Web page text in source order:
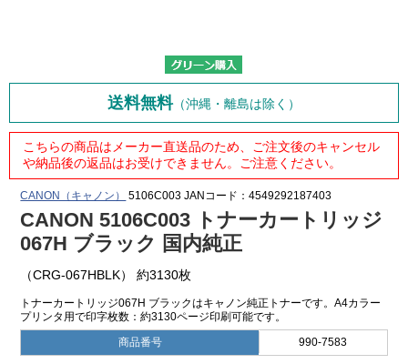
送料無料（沖縄・離島は除く）
こちらの商品はメーカー直送品のため、ご注文後のキャンセル
や納品後の返品はお受けできません。ご注意ください。
CANON（キャノン） 5106C003 JANコード：4549292187403
CANON 5106C003 トナーカートリッジ
067H ブラック 国内純正
（CRG-067HBLK） 約3130枚
トナーカートリッジ067H ブラックはキャノン純正トナーです。A4カラー
プリンタ用で印字枚数：約3130ページ印刷可能です。
商品番号 990-7583